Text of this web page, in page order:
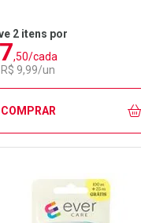
2 itens por
7,50/cada
9,99/un
COMPRAR
Menos